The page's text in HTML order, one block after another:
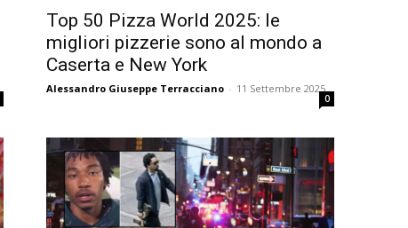
Top 50 Pizza World 2025: le
migliori pizzerie sono al mondo a
Caserta e New York
Alessandro Giuseppe Terracciano - 11 Settembre 2025
0